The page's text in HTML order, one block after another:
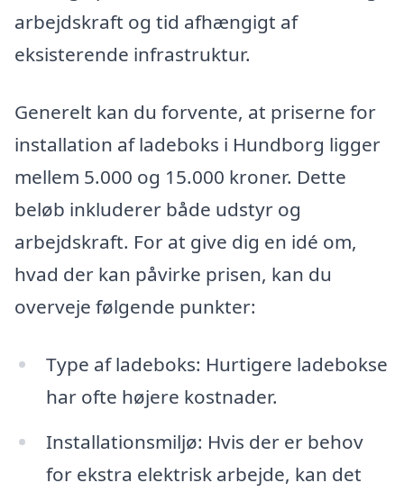
arbejdskraft og tid afhængigt af
eksisterende infrastruktur.
Generelt kan du forvente, at priserne for
installation af ladeboks i Hundborg ligger
mellem 5.000 og 15.000 kroner. Dette
beløb inkluderer både udstyr og
arbejdskraft. For at give dig en idé om,
hvad der kan påvirke prisen, kan du
overveje følgende punkter:
Type af ladeboks: Hurtigere ladebokse
har ofte højere kostnader.
Installationsmiljø: Hvis der er behov
for ekstra elektrisk arbejde, kan det